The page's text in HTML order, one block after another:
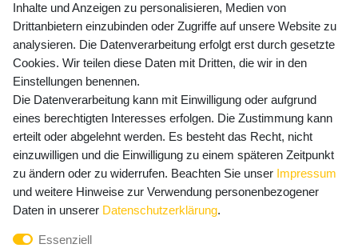
Preisangaben inkl. gesetzl. MwSt. und zzgl. Service- und
Versandkosten
Newsletter Anmeldung - Keine Angebote
mehr verpassen!
E-MAIL **
Newsletter
Honig
Hiermit bestätige ich, dass ich dieDaten­schutz­erklärung
widerrufen.**
Inhalte und Anzeigen zu personalisieren, Medien von
Drittanbietern einzubinden oder Zugriffe auf unsere Website zu
analysieren. Die Datenverarbeitung erfolgt erst durch gesetzte
Cookies. Wir teilen diese Daten mit Dritten, die wir in den
Einstellungen benennen.
Die Datenverarbeitung kann mit Einwilligung oder aufgrund
eines berechtigten Interesses erfolgen. Die Zustimmung kann
erteilt oder abgelehnt werden. Es besteht das Recht, nicht
einzuwilligen und die Einwilligung zu einem späteren Zeitpunkt
zu ändern oder zu widerrufen. Beachten Sie unser Impressum
und weitere Hinweise zur Verwendung personenbezogener
Daten in unserer Daten­schutz­erklärung.
Essenziell